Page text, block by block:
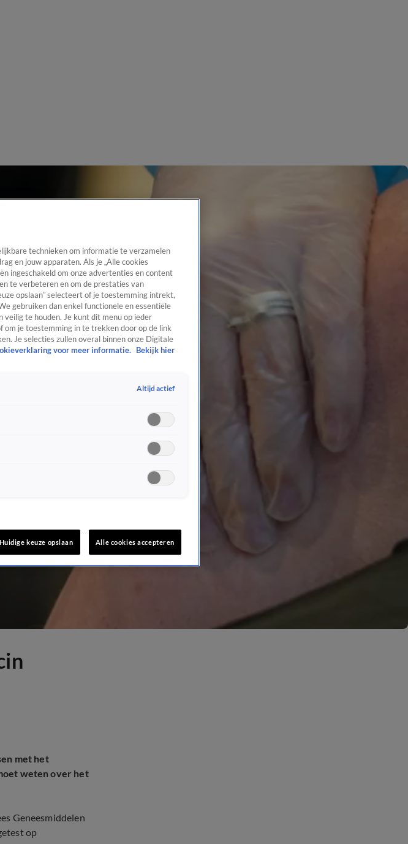
met het
weten over het
Geneesmiddelen
op
technieken om informatie te verzamelen
en jouw apparaten. Als je „Alle cookies
ingeschakeld om onze advertenties en content
te verbeteren en om de prestaties van
opslaan” selecteert of je toestemming intrekt,
gebruiken dan enkel functionele en essentiële
te houden. Je kunt dit menu op ieder
om je toestemming in te trekken door op de link
Je selecties zullen overal binnen onze Digitale
voor meer informatie.
Bekijk hier
Altijd actief
Huidige keuze opslaan Alle cookies accepteren